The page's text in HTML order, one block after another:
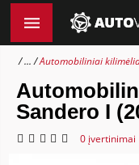
... Automobiliniai
Sandero I
0 įvertinimai